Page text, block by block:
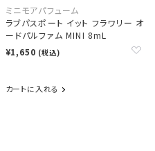
ミニモアパフューム
ラブパスポート イット フラワリー オ
ードパルファム MINI 8mL
¥1,650 (税込)
カートに入れる